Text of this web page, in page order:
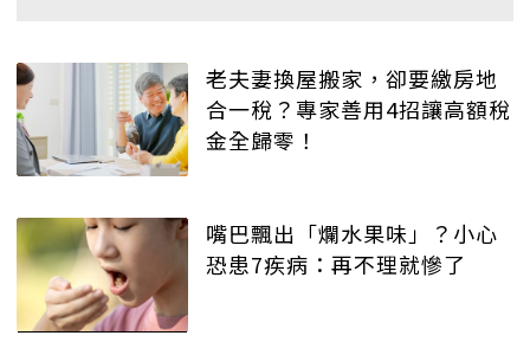
老夫妻換屋搬家，卻要繳房地
合一稅？專家善用4招讓高額稅
金全歸零！
嘴巴飄出「爛水果味」？小心
恐患7疾病：再不理就慘了